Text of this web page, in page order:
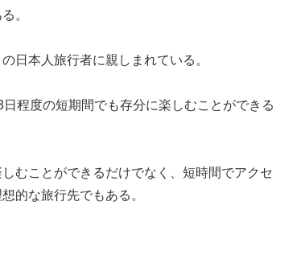
。
日本人旅行者に親しまれている。
程度の短期間でも存分に楽しむことができる
むことができるだけでなく、短時間でアクセ
的な旅行先でもある。